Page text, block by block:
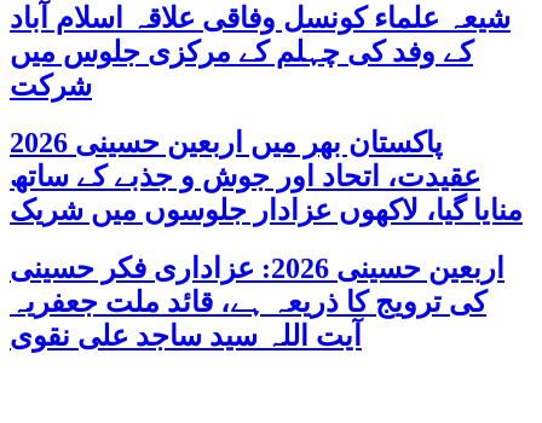
شیعہ علماء کونسل وفاقی علاقہ اسلام آباد
کے وفد کی چہلم کے مرکزی جلوس میں
شرکت
پاکستان بھر میں اربعین حسینی 2026
عقیدت، اتحاد اور جوش و جذبے کے ساتھ
منایا گیا، لاکھوں عزادار جلوسوں میں شریک
اربعین حسینی 2026: عزاداری فکر حسینی
کی ترویج کا ذریعہ ہے، قائد ملت جعفریہ
آیت اللہ سید ساجد علی نقوی